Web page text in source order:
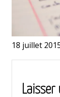
Publié
18 juillet